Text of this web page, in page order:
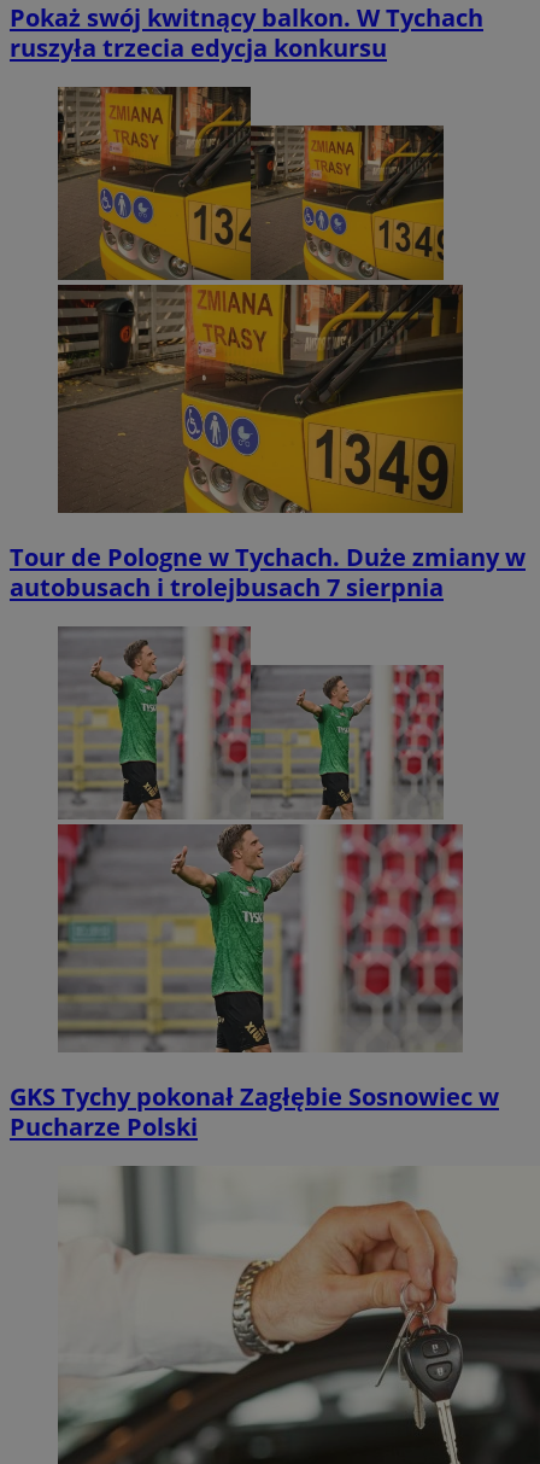
Pokaż swój kwitnący balkon. W Tychach
ruszyła trzecia edycja konkursu
Tour de Pologne w Tychach. Duże zmiany w
autobusach i trolejbusach 7 sierpnia
GKS Tychy pokonał Zagłębie Sosnowiec w
Pucharze Polski